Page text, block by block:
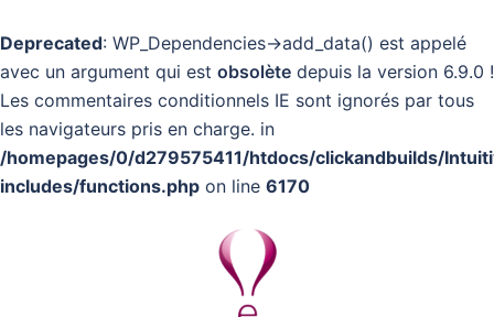
Deprecated: WP_Dependencies->add_data() est appelé
avec un argument qui est obsolète depuis la version 6.9.0 !
Les commentaires conditionnels IE sont ignorés par tous
les navigateurs pris en charge. in
/homepages/0/d279575411/htdocs/clickandbuilds/
includes/functions.php on line 6170